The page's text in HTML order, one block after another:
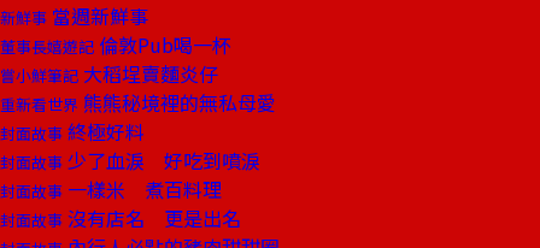
新鮮事 當週新鮮事
董事長嬉遊記 倫敦Pub喝一杯
嘗小鮮筆記 大稻埕賣麵炎仔
重新看世界 熊熊秘境裡的無私母愛
封面故事 終極好料
封面故事 少了血淚 好吃到噴淚
封面故事 一樣米 煮百料理
封面故事 沒有店名 更是出名